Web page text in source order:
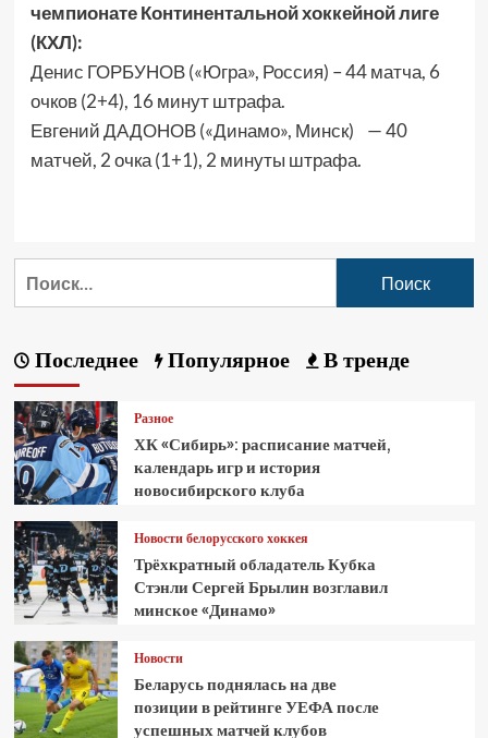
чемпионате Континентальной хоккейной лиге
(КХЛ):
Денис ГОРБУНОВ («Югра», Россия) – 44 матча, 6
очков (2+4), 16 минут штрафа.
Евгений ДАДОНОВ («Динамо», Минск) — 40
матчей, 2 очка (1+1), 2 минуты штрафа.
Последнее Популярное В тренде
Разное
ХК «Сибирь»: расписание матчей,
календарь игр и история
новосибирского клуба
Новости белорусского хоккея
Трёхкратный обладатель Кубка
Стэнли Сергей Брылин возглавил
минское «Динамо»
Новости
Беларусь поднялась на две
позиции в рейтинге УЕФА после
успешных матчей клубов